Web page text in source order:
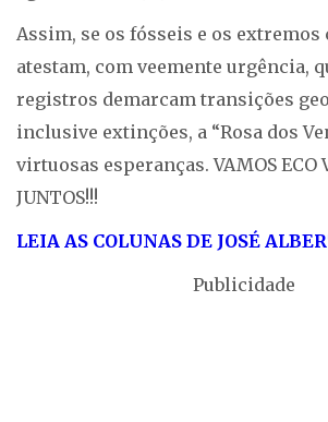
Assim, se os fósseis e os
atestam, com veemente urgência,
registros demarcam transições
inclusive extinções, a “Rosa dos
virtuosas esperanças. VAMOS ECO
JUNTOS!!!
LEIA AS COLUNAS DE JOSÉ
Publicidade